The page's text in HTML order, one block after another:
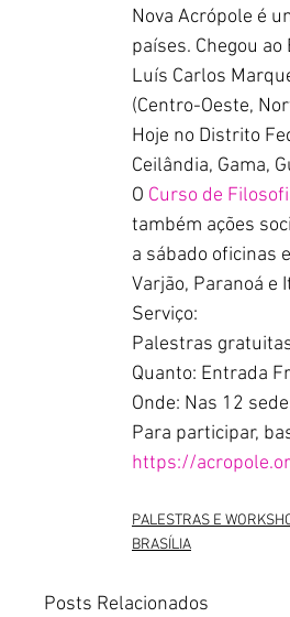
Nova Acrópole é
países. Chegou
Luís Carlos
(Centro-Oeste,
Hoje no Distrito
Ceilândia, Gama,
O Curso de
também ações
a sábado oficinas
Varjão, Paranoá e
Serviço:
Palestras
Quanto: Entrada
Onde: Nas 12
Para participar,
https://
PALESTRAS E
BRASÍLIA
Posts Relacionados